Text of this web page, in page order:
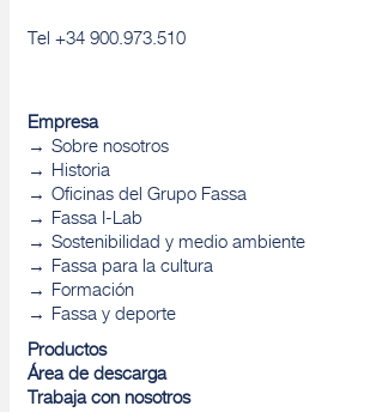
Tel +34 900.973.510
Empresa
Sobre nosotros
Historia
Oficinas del Grupo Fassa
Fassa I-Lab
Sostenibilidad y medio ambiente
Fassa para la cultura
Formación
Fassa y deporte
Productos
Área de descarga
Trabaja con nosotros